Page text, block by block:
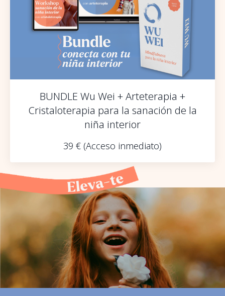
BUNDLE Wu Wei + Arteterapia +
Cristaloterapia para la sanación de la
niña interior
39 € (Acceso inmediato)